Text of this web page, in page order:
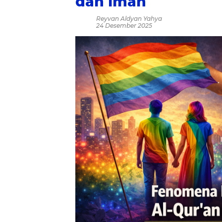
Reyvan Aldyan Yahya
24 Desember 2025